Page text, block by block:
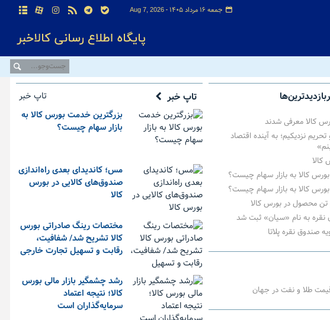
جمعه ۱۶ مرداد ۱۴۰۵ - Aug 7, 2026
نزدیکیم؛ به آینده اقتصاد
کالا
کالا به بازار سهام چیست؟
کالا به بازار سهام چیست؟
نقره به نام «سیان» ثبت شد
صندوق نقره پلاتا
طلا و نفت در جهان
تاپ خبر
تاپ خبر
بزرگترین خدمت بورس کالا به
بازار سهام چیست؟
مس؛ کاندیدای بعدی راه‌اندازی
صندوق‌های کالایی در بورس
کالا
مختصات رینگ صادراتی بورس
کالا تشریح شد/ شفافیت،
رقابت و تسهیل تجارت خارجی
رشد چشمگیر بازار مالی بورس
کالا؛ نتیجه اعتماد
سرمایه‌گذاران است